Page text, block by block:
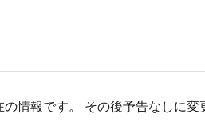
情報です。 その後予告なしに